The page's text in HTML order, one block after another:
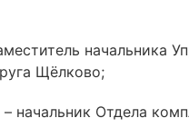
Щёлково;
начальник Отдела